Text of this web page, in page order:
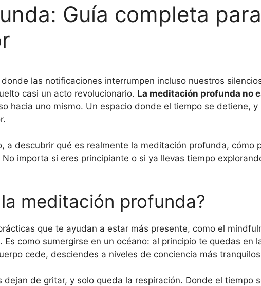
Guía completa
las notificaciones interrumpen incluso nuestros
casi un acto revolucionario. La meditación profunda no
hacia uno mismo. Un espacio donde el tiempo se detiene,
a descubrir qué es realmente la meditación profunda, cómo
importa si eres principiante o si ya llevas tiempo
meditación profunda?
que te ayudan a estar más presente, como el
. Es como sumergirse en un océano: al principio te quedas en
cede, desciendes a niveles de conciencia más
de gritar, y solo queda la respiración. Donde el tiempo